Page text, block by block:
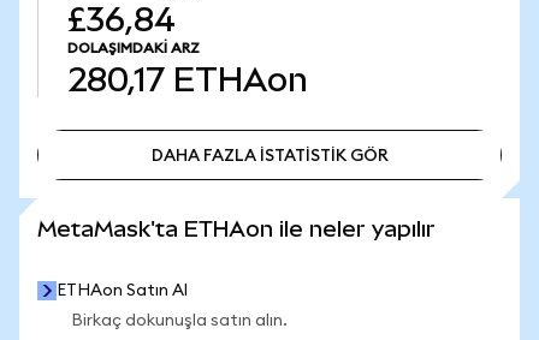
£36,84
DOLAŞIMDAKI ARZ
280,17 ETHAon
DAHA FAZLA İSTATİSTİK GÖR
MetaMask'ta ETHAon ile neler yapılır
ETHAon Satın Al
Birkaç dokunuşla satın alın.